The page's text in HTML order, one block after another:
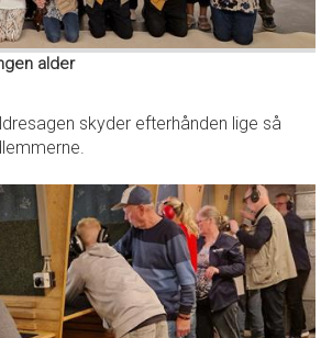
alder
skyder efterhånden lige så